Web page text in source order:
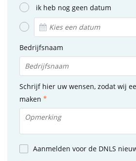
ik heb nog geen datum
Bedrijfsnaam
Schrijf hier uw wensen, zodat wij
maken
Aanmelden voor de DNLS